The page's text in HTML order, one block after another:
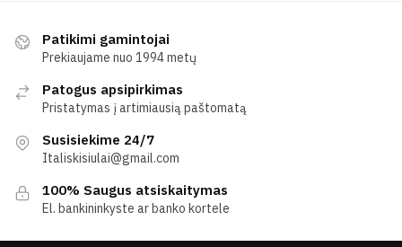
Patikimi gamintojai
Prekiaujame nuo 1994 metų
Patogus apsipirkimas
Pristatymas į artimiausią paštomatą
Susisiekime 24/7
Italiskisiulai@gmail.com
100% Saugus atsiskaitymas
El. bankininkyste ar banko kortele